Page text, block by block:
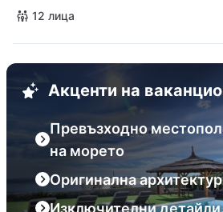
12 лица
Акценти на
Превъзходно
на морето
Оригинална
Изключителни